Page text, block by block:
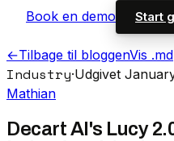
Book en demo Start
←Tilbage til bloggenVis .md
Industry·Udgivet
Mathian
Decart AI's Lucy